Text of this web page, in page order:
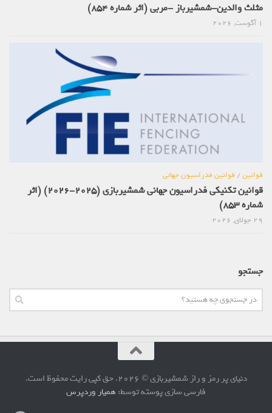
مثلث والدین-شمشیرباز -مربی (اثر شماره 854)
قوانین/قوانین فدراسیون جهانی
قوانین تکنیکی فدراسیون جهانی شمشیربازی (2025-2026) (اثر
شماره 853)
جستجو
دنیای پر رمز و راز شمشیربازی © 2026. حق کپی رایت محفوظ است.
فارسی سازی پوسته توسط:همیار وردپرس